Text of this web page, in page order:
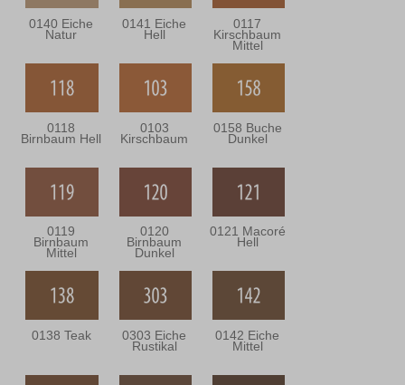
0140 Eiche
Natur
0141 Eiche
Hell
0117
Kirschbaum
Mittel
0118
Birnbaum Hell
0103
Kirschbaum
0158 Buche
Dunkel
0119
Birnbaum
Mittel
0120
Birnbaum
Dunkel
0121 Macoré
Hell
0138 Teak 0303 Eiche
Rustikal
0142 Eiche
Mittel